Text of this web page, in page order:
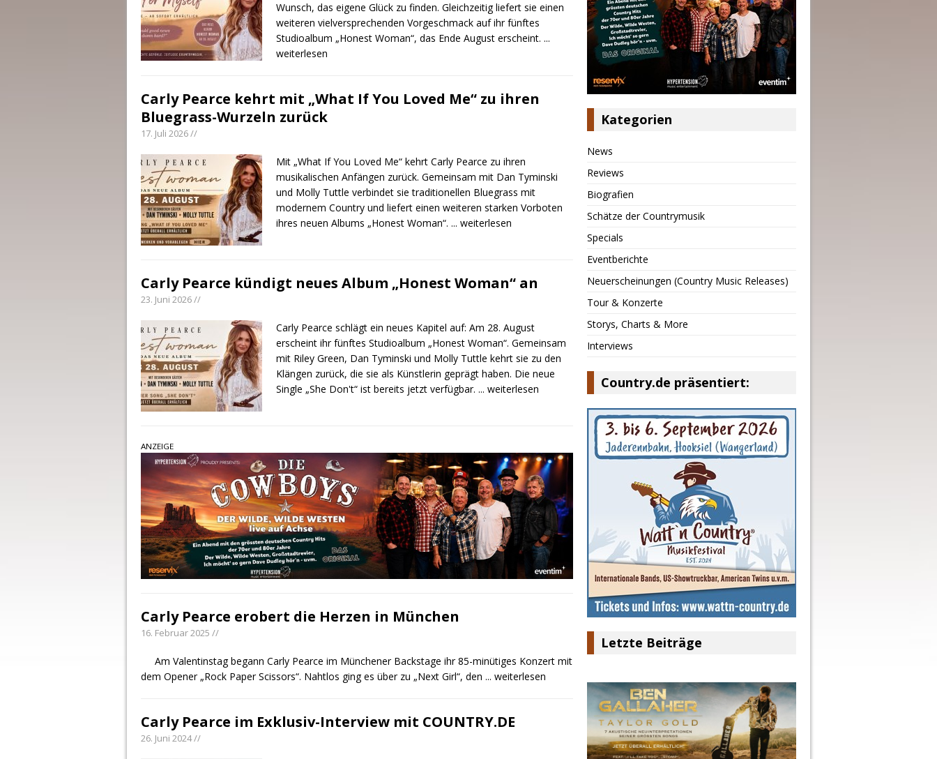
Wunsch, das eigene Glück zu finden. Gleichzeitig liefert sie einen
weiteren vielversprechenden Vorgeschmack auf ihr fünftes
Studioalbum „Honest Woman“, das Ende August erscheint. ...
weiterlesen
Carly Pearce kehrt mit „What If You Loved Me“ zu ihren
Bluegrass-Wurzeln zurück
17. Juli 2026 //
Mit „What If You Loved Me“ kehrt Carly Pearce zu ihren
musikalischen Anfängen zurück. Gemeinsam mit Dan Tyminski
und Molly Tuttle verbindet sie traditionellen Bluegrass mit
modernem Country und liefert einen weiteren starken Vorboten
ihres neuen Albums „Honest Woman“. ... weiterlesen
Carly Pearce kündigt neues Album „Honest Woman“ an
23. Juni 2026 //
Carly Pearce schlägt ein neues Kapitel auf: Am 28. August
erscheint ihr fünftes Studioalbum „Honest Woman“. Gemeinsam
mit Riley Green, Dan Tyminski und Molly Tuttle kehrt sie zu den
Klängen zurück, die sie als Künstlerin geprägt haben. Die neue
Single „She Don't“ ist bereits jetzt verfügbar. ... weiterlesen
ANZEIGE
Carly Pearce erobert die Herzen in München
16. Februar 2025 //
Am Valentinstag begann Carly Pearce im Münchener Backstage ihr 85-minütiges Konzert mit
dem Opener „Rock Paper Scissors“. Nahtlos ging es über zu „Next Girl“, den ... weiterlesen
Carly Pearce im Exklusiv-Interview mit COUNTRY.DE
26. Juni 2024 //
Kategorien
News
Reviews
Biografien
Schätze der Countrymusik
Specials
Eventberichte
Neuerscheinungen (Country Music Releases)
Tour & Konzerte
Storys, Charts & More
Interviews
Country.de präsentiert:
Letzte Beiträge